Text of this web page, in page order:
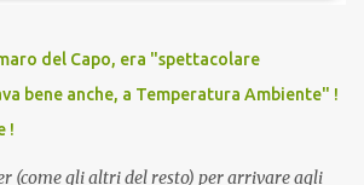
i mezzi di sussistenza, il lavoro o la
mai visto un vaccino che permettesse a un
consenso dei genitori. Dopo tutti i vaccini
del Capo, era "spettacolare
bene anche, a Temperatura Ambiente" !
!
(come gli altri del resto) per arrivare agli